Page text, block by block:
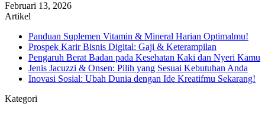
Februari 13, 2026
Artikel
Panduan Suplemen Vitamin & Mineral Harian Optimalmu!
Prospek Karir Bisnis Digital: Gaji & Keterampilan
Pengaruh Berat Badan pada Kesehatan Kaki dan Nyeri Kamu
Jenis Jacuzzi & Onsen: Pilih yang Sesuai Kebutuhan Anda
Inovasi Sosial: Ubah Dunia dengan Ide Kreatifmu Sekarang!
Kategori